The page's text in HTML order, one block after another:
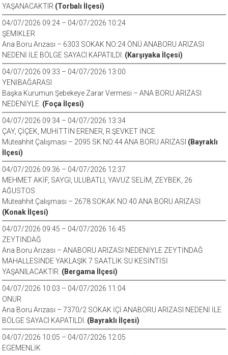
YAŞANACAKTIR (Torbalı İlçesi)
04/07/2026 09:24 – 04/07/2026 10:24
ŞEMİKLER
Ana Boru Arızası – 6303 SOKAK NO:24 ÖNÜ ANABORU ARIZASI
NEDENİ İLE BÖLGE SAYACI KAPATILDI. (Karşıyaka İlçesi)
04/07/2026 09:33 – 04/07/2026 13:00
YENİBAĞARASI
Başka Kurumun Şebekeye Zarar Vermesi – ANA BORU ARIZASI
NEDENİYLE. (Foça İlçesi)
04/07/2026 09:34 – 04/07/2026 13:34
ÇAY, ÇİÇEK, MUHİTTİN ERENER, R.ŞEVKET İNCE
Müteahhit Çalışması – 2095 SK NO:44 ANA BORU ARIZASI (Bayraklı
İlçesi)
04/07/2026 09:36 – 04/07/2026 12:37
MEHMET AKİF, SAYGI, ULUBATLI, YAVUZ SELİM, ZEYBEK, 26
AĞUSTOS
Müteahhit Çalışması – 2678 SOKAK NO:40 ANA BORU ARIZASI
(Konak İlçesi)
04/07/2026 09:45 – 04/07/2026 16:45
ZEYTİNDAĞ
Ana Boru Arızası – ANABORU ARIZASI NEDENİYLE ZEYTİNDAĞ
MAHALLESİNDE YAKLAŞIK 7 SAATLİK SU KESİNTİSİ
YAŞANILACAKTIR. (Bergama İlçesi)
04/07/2026 10:03 – 04/07/2026 11:04
ONUR
Ana Boru Arızası – 7370/2 SOKAK İÇİ ANABORU ARIZASI NEDENİ İLE
BÖLGE SAYACI KAPATILDI. (Bayraklı İlçesi)
04/07/2026 10:05 – 04/07/2026 12:05
EGEMENLİK